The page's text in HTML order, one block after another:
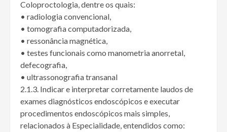
Coloproctologia, dentre os quais:
• radiologia convencional,
• tomografia computadorizada,
• ressonância magnética,
• testes funcionais como manometria anorretal,
defecografia,
• ultrassonografia transanal
2.1.3. Indicar e interpretar corretamente laudos de
exames diagnósticos endoscópicos e executar
procedimentos endoscópicos mais simples,
relacionados à Especialidade, entendidos como: